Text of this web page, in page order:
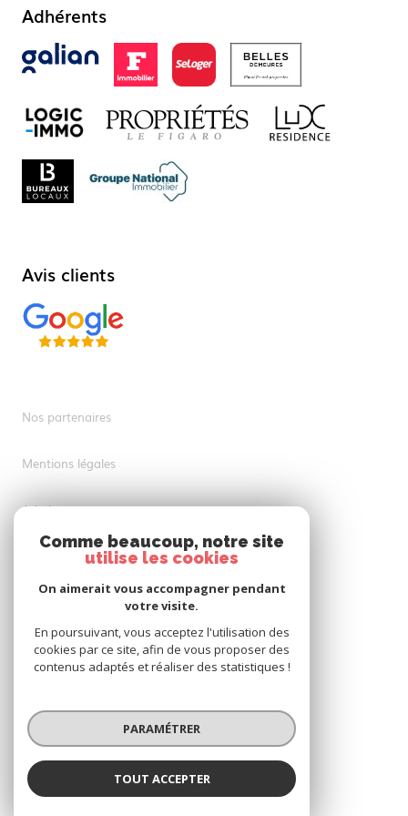
Adhérents
Avis clients
Nos partenaires
Mentions légales
Admin
Nos honoraires
Cookies
© 2026 | Tous droits réservés
Réalisé par
Comme beaucoup, notre site
utilise les cookies
On aimerait vous accompagner pendant
votre visite.
En poursuivant, vous acceptez l'utilisation des
cookies par ce site, afin de vous proposer des
contenus adaptés et réaliser des statistiques !
PARAMÉTRER
TOUT ACCEPTER